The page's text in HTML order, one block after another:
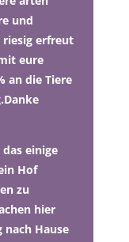
und
riesig erfreut
eure
an die Tiere
einige
Hof
zu
hier
nach Hause